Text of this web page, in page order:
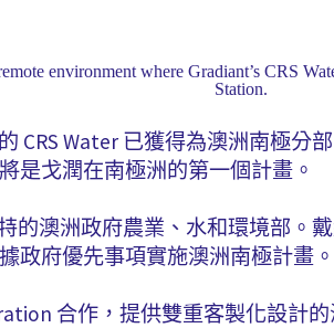
CRS Water 已獲得為澳洲南極分
是戈潤在南極洲的第一個計畫。
的澳洲政府農業、水和環境部。
政府優先事項實施澳洲南極計畫。
合作，提供雙重客製化設計